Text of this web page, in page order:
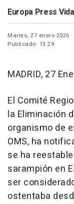
Europa Press Vida
Martes, 27 enero 2026
Publicado: 13:29
MADRID, 27
El Comité
la Eliminación
organismo de
OMS, ha
se ha
sarampión en
ser
ostentaba